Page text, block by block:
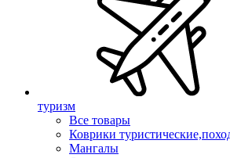
туризм
Все товары
Коврики
Мангалы